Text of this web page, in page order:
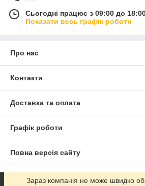
Сьогодні працює з 09:00 до
Показати весь графік роботи
Про нас
Контакти
Доставка та оплата
Графік роботи
Повна версія сайту
Сайт створено на маркетплейсі
Зараз компанія не може швидко